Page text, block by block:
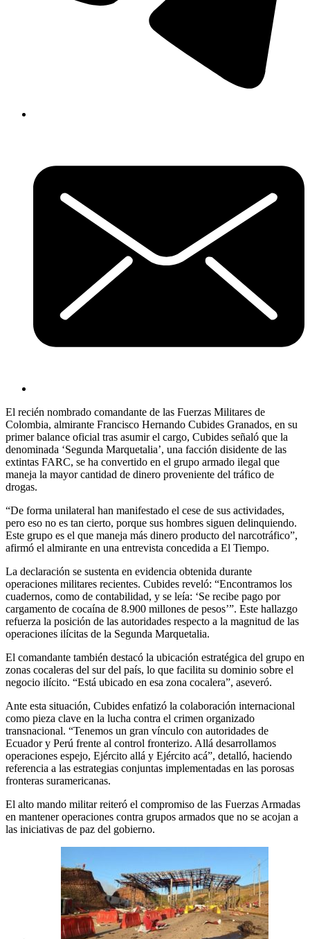
El recién nombrado comandante de las Fuerzas Militares de
Colombia, almirante Francisco Hernando Cubides Granados, en su
primer balance oficial tras asumir el cargo, Cubides señaló que la
denominada ‘Segunda Marquetalia’, una facción disidente de las
extintas FARC, se ha convertido en el grupo armado ilegal que
maneja la mayor cantidad de dinero proveniente del tráfico de
drogas.
“De forma unilateral han manifestado el cese de sus actividades,
pero eso no es tan cierto, porque sus hombres siguen delinquiendo.
Este grupo es el que maneja más dinero producto del narcotráfico”,
afirmó el almirante en una entrevista concedida a El Tiempo.
La declaración se sustenta en evidencia obtenida durante
operaciones militares recientes. Cubides reveló: “Encontramos los
cuadernos, como de contabilidad, y se leía: ‘Se recibe pago por
cargamento de cocaína de 8.900 millones de pesos’”. Este hallazgo
refuerza la posición de las autoridades respecto a la magnitud de las
operaciones ilícitas de la Segunda Marquetalia.
El comandante también destacó la ubicación estratégica del grupo en
zonas cocaleras del sur del país, lo que facilita su dominio sobre el
negocio ilícito. “Está ubicado en esa zona cocalera”, aseveró.
Ante esta situación, Cubides enfatizó la colaboración internacional
como pieza clave en la lucha contra el crimen organizado
transnacional. “Tenemos un gran vínculo con autoridades de
Ecuador y Perú frente al control fronterizo. Allá desarrollamos
operaciones espejo, Ejército allá y Ejército acá”, detalló, haciendo
referencia a las estrategias conjuntas implementadas en las porosas
fronteras suramericanas.
El alto mando militar reiteró el compromiso de las Fuerzas Armadas
en mantener operaciones contra grupos armados que no se acojan a
las iniciativas de paz del gobierno.